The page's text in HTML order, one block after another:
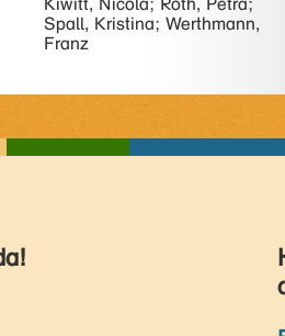
Spall, Kristina; Werthmann,
Franz